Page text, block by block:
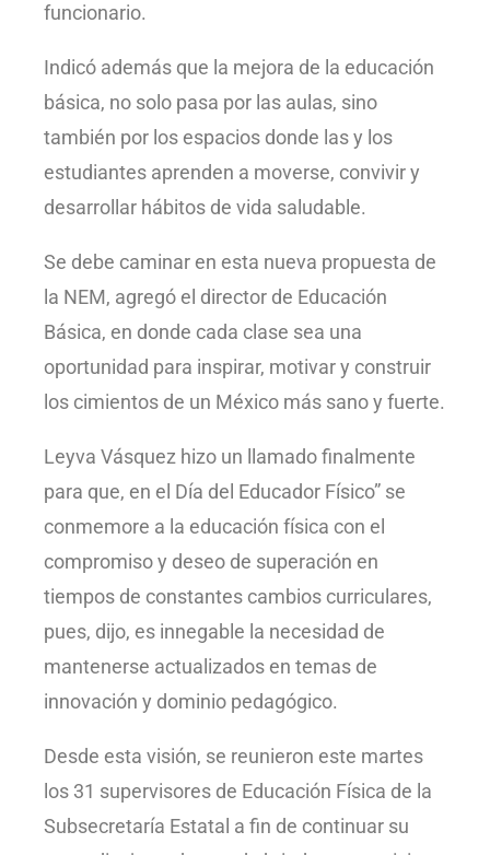
funcionario.
Indicó además que la mejora de la educación
básica, no solo pasa por las aulas, sino
también por los espacios donde las y los
estudiantes aprenden a moverse, convivir y
desarrollar hábitos de vida saludable.
Se debe caminar en esta nueva propuesta de
la NEM, agregó el director de Educación
Básica, en donde cada clase sea una
oportunidad para inspirar, motivar y construir
los cimientos de un México más sano y fuerte.
Leyva Vásquez hizo un llamado finalmente
para que, en el Día del Educador Físico” se
conmemore a la educación física con el
compromiso y deseo de superación en
tiempos de constantes cambios curriculares,
pues, dijo, es innegable la necesidad de
mantenerse actualizados en temas de
innovación y dominio pedagógico.
Desde esta visión, se reunieron este martes
los 31 supervisores de Educación Física de la
Subsecretaría Estatal a fin de continuar su